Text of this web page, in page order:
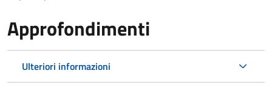
Approfondimenti
Ulteriori informazioni